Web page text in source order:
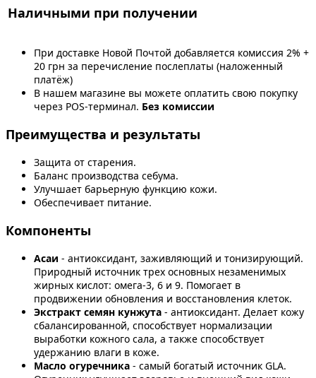
Наличными при получении
При доставке Новой Почтой добавляется комиссия 2% +
20 грн за перечисление послеплаты (наложенный
платёж)
В нашем магазине вы можете оплатить свою покупку
через POS-терминал. Без комиссии
Преимущества и результаты
Защита от старения.
Баланс производства себума.
Улучшает барьерную функцию кожи.
Обеспечивает питание.
Компоненты
Асаи - антиоксидант, заживляющий и тонизирующий.
Природный источник трех основных незаменимых
жирных кислот: омега-3, 6 и 9. Помогает в
продвижении обновления и восстановления клеток.
Экстракт семян кунжута - антиоксидант. Делает кожу
сбалансированной, способствует нормализации
выработки кожного сала, а также способствует
удержанию влаги в коже.
Масло огуречника - самый богатый источник GLA.